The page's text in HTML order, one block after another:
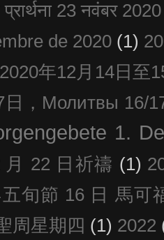
23 नवंबर 2020
de 2020 (1)
2020年12月14日至
日，Молитвы 16/
1.
月 22 日祈禱 (1)
旬節 16 日 馬可
周星期四 (1) 2022